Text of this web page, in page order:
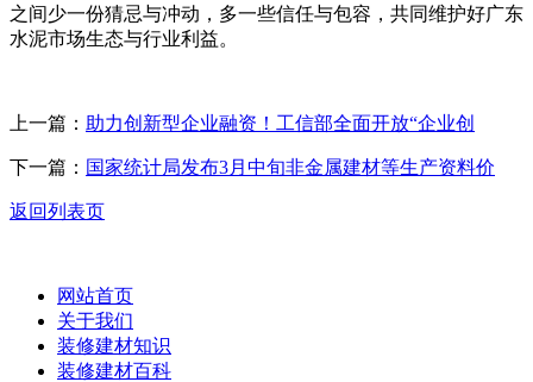
之间少一份猜忌与冲动，多一些信任与包容，共同维护好广东
水泥市场生态与行业利益。
上一篇： 助力创新型企业融资！工信部全面开放“企业创
下一篇： 国家统计局发布3月中旬非金属建材等生产资料价
返回列表页
网站首页
关于我们
装修建材知识
装修建材百科